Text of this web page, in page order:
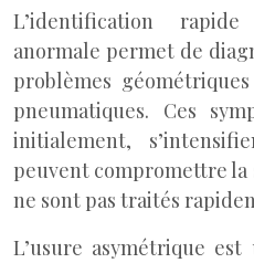
L’identification
anormale permet de
problèmes
pneumatiques. Ces
initialement,
peuvent compromettre la
ne sont pas traités
L’usure asymétrique